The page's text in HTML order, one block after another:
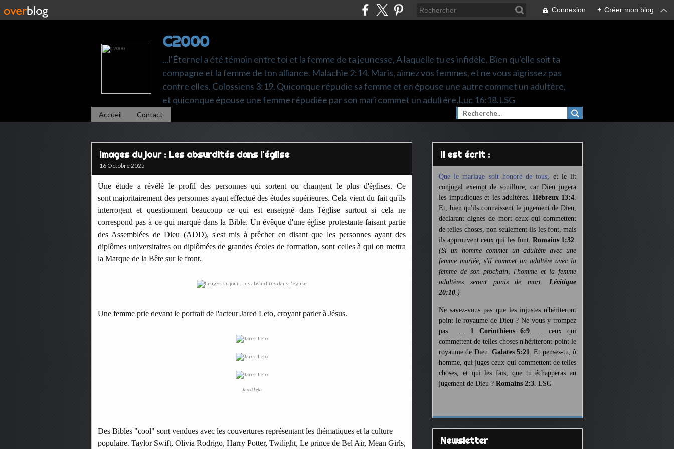
Connexion + Créer mon blog
C2000
...l'Éternel a été témoin entre toi et la femme de ta jeunesse, A laquelle tu es infidèle, Bien qu'elle soit ta
compagne et la femme de ton alliance. Malachie 2:14. Maris, aimez vos femmes, et ne vous aigrissez pas
contre elles. Colossiens 3:19. Quiconque répudie sa femme et en épouse une autre commet un adultère,
et quiconque épouse une femme répudiée par son mari commet un adultère.Luc 16:18.LSG
Accueil Contact
Images du jour : Les absurdités dans l'église
16 Octobre 2025
Une étude a révélé le profil des personnes qui sortent ou changent le plus d'églises. Ce
sont majoritairement des personnes ayant effectué des études supérieures. Cela vient du fait qu'ils
interrogent et questionnent beaucoup ce qui est enseigné dans l'église surtout si cela ne
correspond pas à ce qui marqué dans la Bible. Un évêque d'une église protestante faisant partie
des Assemblées de Dieu (ADD), s'est mis à prêcher en disant que les personnes ayant des
diplômes universitaires ou diplômées de grandes écoles de formation, sont celles à qui on mettra
la Marque de la Bête sur le front.
Une femme prie devant le portrait de l'acteur Jared Leto, croyant parler à Jésus.
Jared Leto
Des Bibles "cool" sont vendues avec les couvertures représentant les thématiques et la culture
populaire. Taylor Swift, Olivia Rodrigo, Harry Potter, Twilight, Le prince de Bel Air, Mean Girls,
Il est écrit :
Que le mariage soit honoré de tous, et le lit
conjugal exempt de souillure, car Dieu jugera
les impudiques et les adultères. Hébreux 13:4.
Et, bien qu'ils connaissent le jugement de Dieu,
déclarant dignes de mort ceux qui commettent
de telles choses, non seulement ils les font, mais
ils approuvent ceux qui les font. Romains 1:32.
(Si un homme commet un adultère avec une
femme mariée, s'il commet un adultère avec la
femme de son prochain, l'homme et la femme
adultères seront punis de mort. Lévitique
20:10.)
Ne savez-vous pas que les injustes n'hériteront
point le royaume de Dieu ? Ne vous y trompez
pas ... 1 Corinthiens 6:9. ... ceux qui
commettent de telles choses n'hériteront point le
royaume de Dieu. Galates 5:21. Et penses-tu, ô
homme, qui juges ceux qui commettent de telles
choses, et qui les fais, que tu échapperas au
jugement de Dieu ? Romains 2:3. LSG
Newsletter